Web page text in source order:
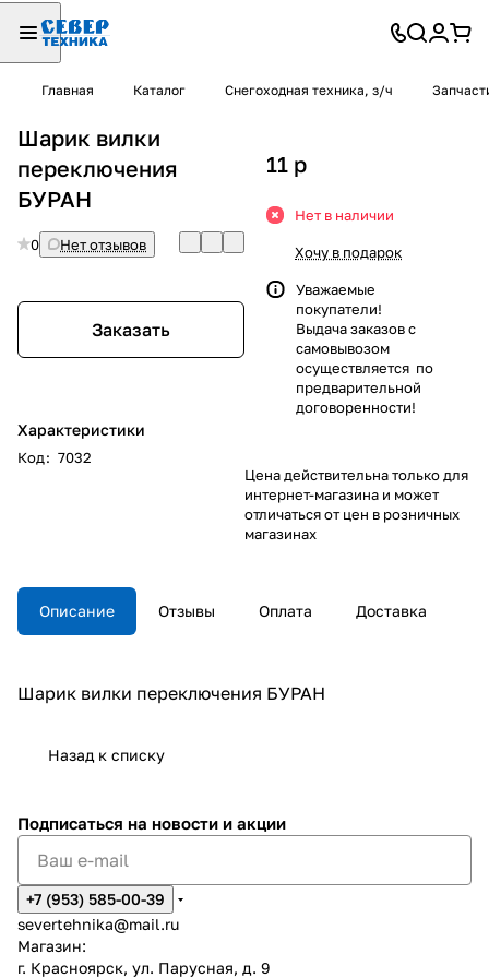
Главная Каталог Снегоходная техника, з/ч
Шарик вилки
переключения
БУРАН
0 Нет отзывов
Заказать
Характеристики
Код: 7032
11 p
Нет в наличии
Хочу в подарок
Уважаемые
покупатели!
Выдача заказов с
самовывозом
осуществляется по
предварительной
договоренности!
Цена действительна только для
интернет-магазина и может
отличаться от цен в розничных
магазинах
Описание Отзывы Оплата Доставка
Шарик вилки переключения БУРАН
Назад к списку
Подписаться на новости и акции
+7 (953) 585-00-39
severtehnika@mail.ru
Магазин:
г. Красноярск, ул. Парусная, д. 9